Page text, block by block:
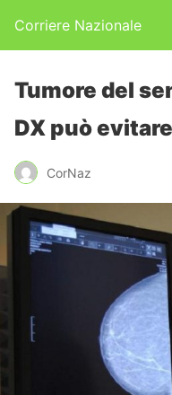
Corriere Nazionale
Tumore del
DX può
CorNaz